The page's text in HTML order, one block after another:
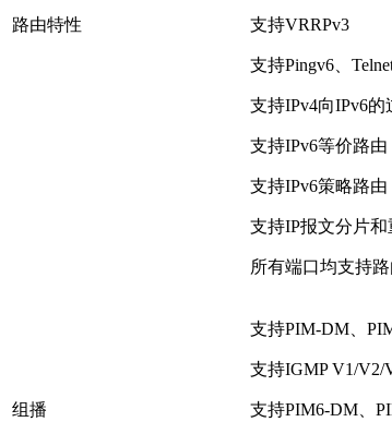
路由特性 支持VRRPv3
支持Pingv6、
支持IPv4向IPv6
支持IPv6等价路由
支持IPv6策略路由
支持IP报文分片和
所有端口均支持
组播
支持PIM-DM、
支持IGMP V1/V2/
支持PIM6-DM、